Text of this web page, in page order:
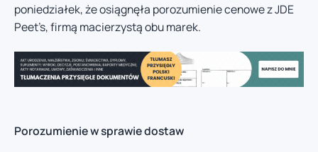
poniedziałek, że osiągnęła porozumienie cenowe z JDE
Peet’s, firmą macierzystą obu marek.
Porozumienie w sprawie dostaw